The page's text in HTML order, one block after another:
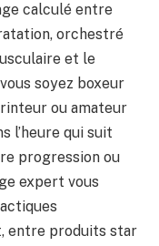
calculé entre
orchestré
et le
soyez boxeur
ou amateur
l’heure qui suit
progression ou
expert vous
entre produits star